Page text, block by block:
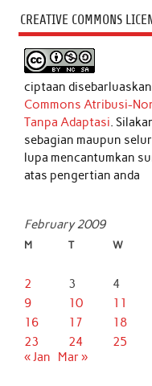
CREATIVE COMMONS
ciptaan
Commons Atribusi-
Tanpa Adaptasi.
sebagian maupun
lupa mencantumkan
atas pengertian anda
February 2009
M T W
2
3 4
9
10 11
16
17 18
23
24 25
« Jan
Mar »